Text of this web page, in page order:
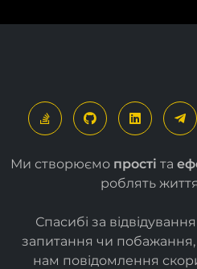
Ми створюємо прості та
роблять
Спасибі за
запитання чи
нам повідомлення